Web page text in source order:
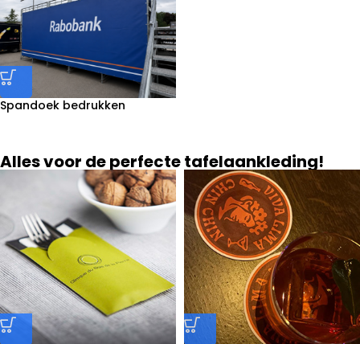
Spandoek bedrukken
Alles voor de perfecte tafelaankleding!